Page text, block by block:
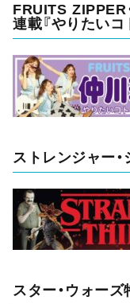
FRUITS
連載『やりたいコ
ストレンジャー
スター・ウォーズ